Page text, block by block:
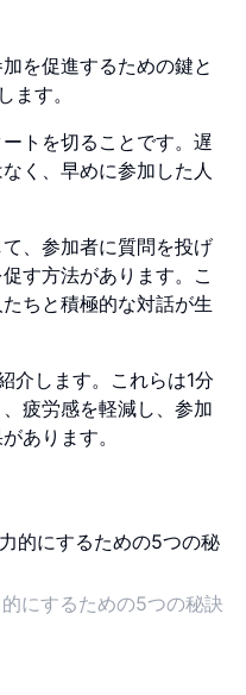
を促進するための鍵と
ます。
トを切ることです。遅
く、早めに参加した人
、参加者に質問を投げ
す方法があります。こ
ちと積極的な対話が生
介します。これらは1分
疲労感を軽減し、参加
あります。
にするための5つの秘訣